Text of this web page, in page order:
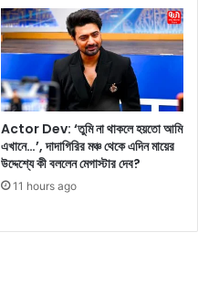
Actor Dev: ‘তুমি না থাকলে হয়তো আমি
এখানে…’, দাদাগিরির মঞ্চ থেকে এদিন মায়ের
উদ্দেশ্যে কী বললেন মেগাস্টার দেব?
11 hours ago